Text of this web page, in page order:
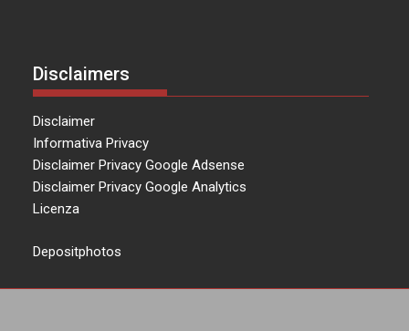
Disclaimers
Disclaimer
Informativa Privacy
Disclaimer Privacy Google Adsense
Disclaimer Privacy Google Analytics
Licenza
Depositphotos